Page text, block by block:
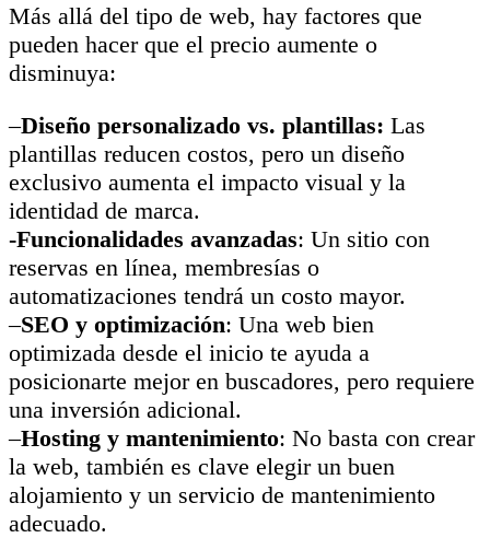
Más allá del tipo de web, hay factores que
pueden hacer que el precio aumente o
disminuya:
–Diseño personalizado vs. plantillas: Las
plantillas reducen costos, pero un diseño
exclusivo aumenta el impacto visual y la
identidad de marca.
-Funcionalidades avanzadas: Un sitio con
reservas en línea, membresías o
automatizaciones tendrá un costo mayor.
–SEO y optimización: Una web bien
optimizada desde el inicio te ayuda a
posicionarte mejor en buscadores, pero requiere
una inversión adicional.
–Hosting y mantenimiento: No basta con crear
la web, también es clave elegir un buen
alojamiento y un servicio de mantenimiento
adecuado.